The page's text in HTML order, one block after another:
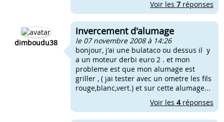
Voir les 7 réponses
dimboudu38
invercement d'alumage
le 07 novembre 2008 à 14:26
bonjour, j'ai une bulataco ou dessus il y
a un moteur derbi euro 2 . et mon
probleme est que mon alumage est
griller , ( jai tester avec un ometre les fils
rouge,blanc,vert.) et sur cette alumage...
Voir les 4réponses